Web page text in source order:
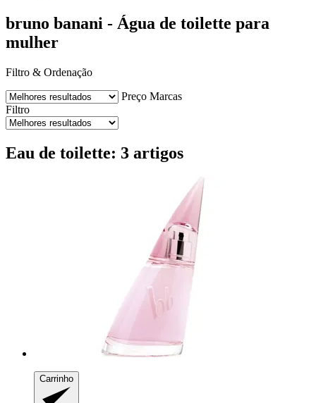
bruno banani - Água de toilette para
mulher
Filtro & Ordenação
Preço Marcas
Filtro
Eau de toilette: 3 artigos
Carrinho